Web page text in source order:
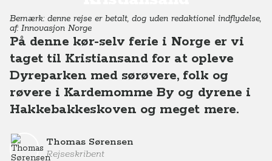
Bemærk: denne rejse er betalt, dog uden redaktionel indflydelse,
af: Innovasjon Norge
På denne kør-selv ferie i Norge er vi
taget til Kristiansand for at opleve
Dyreparken med sørøvere, folk og
røvere i Kardemomme By og dyrene i
Hakkebakkeskoven og meget mere.
Thomas Sørensen
Rejseskribent